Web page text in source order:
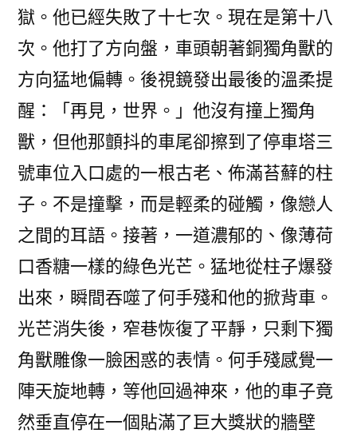
獄。他已經失敗了十七次。現在是第十八
次。他打了方向盤，車頭朝著銅獨角獸的
方向猛地偏轉。後視鏡發出最後的溫柔提
醒：「再見，世界。」他沒有撞上獨角
獸，但他那顫抖的車尾卻擦到了停車塔三
號車位入口處的一根古老、佈滿苔蘚的柱
子。不是撞擊，而是輕柔的碰觸，像戀人
之間的耳語。接著，一道濃郁的、像薄荷
口香糖一樣的綠色光芒。猛地從柱子爆發
出來，瞬間吞噬了何手殘和他的掀背車。
光芒消失後，窄巷恢復了平靜，只剩下獨
角獸雕像一臉困惑的表情。何手殘感覺一
陣天旋地轉，等他回過神來，他的車子竟
然垂直停在一個貼滿了巨大獎狀的牆壁